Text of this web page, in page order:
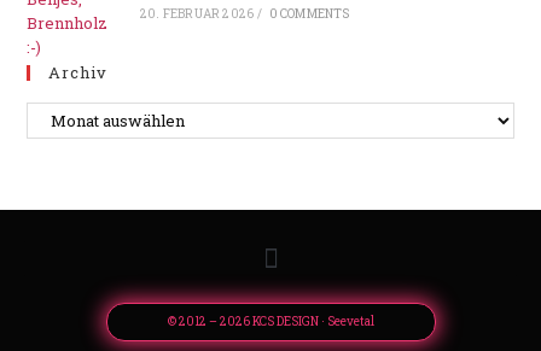
20. FEBRUAR 2026 / 0 COMMENTS
Archiv
© 2012 – 2026 KCS DESIGN · Seevetal